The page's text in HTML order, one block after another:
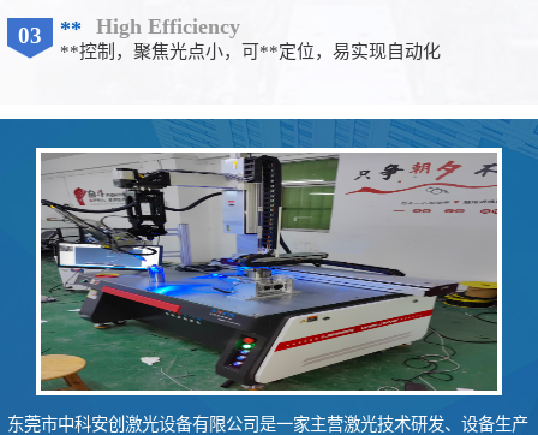
03 ** High Efficiency
**控制，聚焦光点小，可**定位，易实现自动化
东莞市中科安创激光设备有限公司是一家主营激光技术研发、设备生产